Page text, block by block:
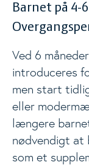
Barnet på 4-
Ved 6
introduceres
men start
eller
længere
nødvendigt at
som et